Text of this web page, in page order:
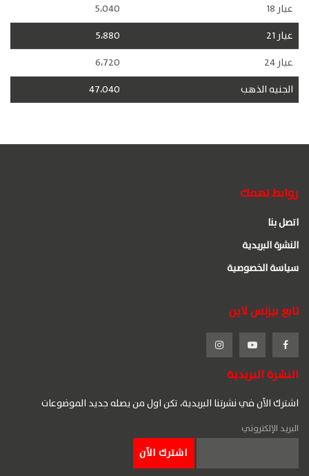
عيار 18
5،040
عيار 21
5،880
عيار 24
6،720
الجنيه الذهب
47،040
روابط تهمك
اتصل بنا
النشرة البريدية
سياسة الخصوصية
تابع بيزنس لاين
النشرة البريدية
اشترك الآن في نشرتنا البريدية، تكن اول من يصله جديد الموضوعات
البريد الإلكتروني